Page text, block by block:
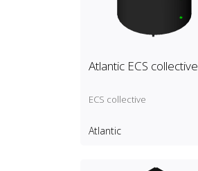
Atlantic ECS collective
ECS collective
Atlantic